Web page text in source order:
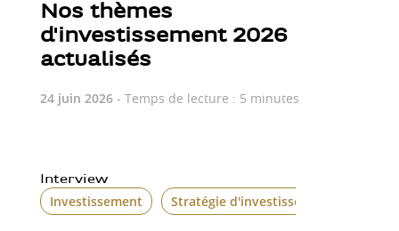
Nos thèmes
d'investissement 2026
actualisés
24 juin 2026- Temps de lecture : 5 minutes
Interview
Investissement Stratégie d'investissement